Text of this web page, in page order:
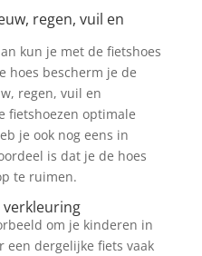
regen, vuil en
kun je met de fietshoes
hoes bescherm je de
regen, vuil en
fietshoezen optimale
je ook nog eens in
is dat je de hoes
te ruimen.
verkleuring
om je kinderen in
een dergelijke fiets vaak